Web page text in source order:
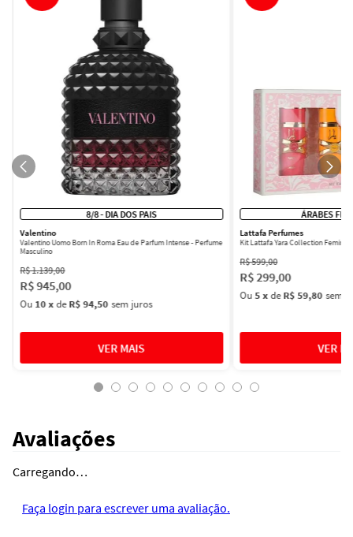
8/8 - DIA DOS PAIS
Valentino
Valentino Uomo Born In Roma Eau de Parfum Intense - Perfume
Masculino
R$1.139,00
R$945,00
Ou 10xdeR$ 94,50 sem juros
ÁRABES
Lattafa Perfumes
Kit Lattafa Yara Collection
R$599,00
R$299,00
Ou5xdeR$ 59,80 sem
Avaliações
Carregando…
Faça login para escrever uma avaliação.